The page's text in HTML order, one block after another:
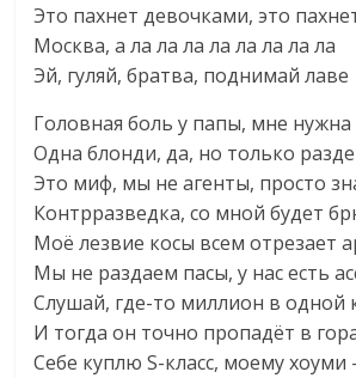
Это пахнет девочками, это
Москва, а ла ла ла ла ла ла ла ла
Эй, гуляй, братва, поднимай лаве
Головная боль у папы, мне нужна
Одна блонди, да, но только
Это миф, мы не агенты, просто
Контрразведка, со мной будет
Моё лезвие косы всем отрезает
Мы не раздаем пасы, у нас есть
Слушай, где-то миллион в одной
И тогда он точно пропадёт в
Себе куплю S-класс, моему